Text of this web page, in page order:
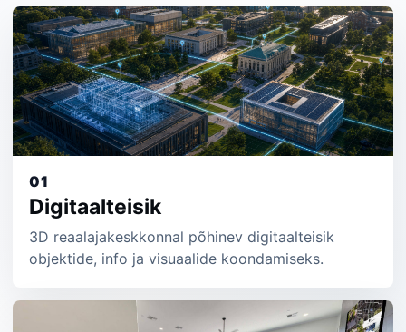
01
Digitaalteisik
3D reaalajakeskkonnal põhinev digitaalteisik
objektide, info ja visuaalide koondamiseks.